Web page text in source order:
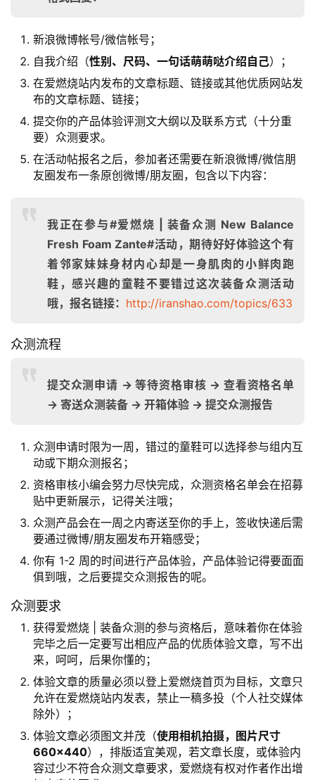
比
察
运
集
新浪微博帐号/微信帐号；
自我介绍（性别、尺码、一句话萌萌哒介绍自己）；
在爱燃烧站内发布的文章标题、链接或其他优质网站发
布的文章标题、链接；
提交你的产品体验评测文大纲以及联系方式（十分重
要）众测要求。
在活动帖报名之后，参加者还需要在新浪微博/微信朋
友圈发布一条原创微博/朋友圈，包含以下内容：
我正在参与#爱燃烧 | 装备众测 New Balance
Fresh Foam Zante#活动，期待好好体验这个有
着邻家妹妹身材内心却是一身肌肉的小鲜肉跑
鞋，感兴趣的童鞋不要错过这次装备众测活动
哦，报名链接： http://iranshao.com/topics/633
众测流程
提交众测申请 → 等待资格审核 → 查看资格名单
→ 寄送众测装备 → 开箱体验 → 提交众测报告
众测申请时限为一周，错过的童鞋可以选择参与组内互
动或下期众测报名；
资格审核小编会努力尽快完成，众测资格名单会在招募
贴中更新展示，记得关注哦；
众测产品会在一周之内寄送至你的手上，签收快递后需
要通过微博/朋友圈发布开箱感受；
你有 1-2 周的时间进行产品体验，产品体验记得要面面
俱到哦，之后要提交众测报告的呢。
众测要求
获得爱燃烧 | 装备众测的参与资格后，意味着你在体验
完毕之后一定要写出相应产品的优质体验文章，写不出
来，呵呵，后果你懂的；
体验文章的质量必须以登上爱燃烧首页为目标，文章只
允许在爱燃烧站内发表，禁止一稿多投（个人社交媒体
除外）；
体验文章必须图文并茂（使用相机拍摄，图片尺寸
660×440），排版适宜美观，若文章长度，或体验内
容过少不符合众测文章要求，爱燃烧有权对作者作出增